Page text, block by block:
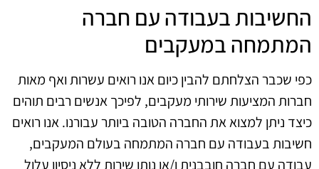
החשיבות בעבודה עם חברה
המתמחה במעקבים
כפי שכבר הצלחתם להבין כיום אנו רואים עשרות ואף מאות
חברות המציעות שירותי מעקבים, לפיכך אנשים רבים תוהים
כיצד ניתן למצוא את החברה הטובה ביותר עבורנו. אנו רואים
חשיבות בעבודה עם חברה המתמחה בעולם המעקבים,
עבודה עם חברה חובבנית ו/או נותן שירות ללא ניסיון עלול